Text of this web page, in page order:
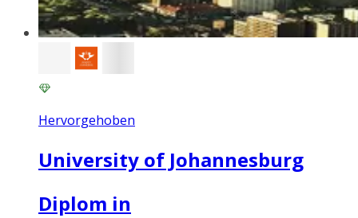
Hervorgehoben
University of Johannesburg
Diplom in